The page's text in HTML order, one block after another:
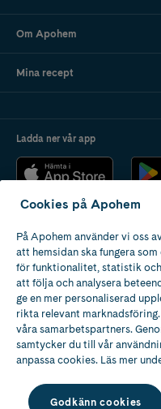
Om Apohem
Mina recept
Ladda ner vår app
Apotek med tillstånd
av Läkemedelsverket
Cookies på Apohem
På Apohem använder vi oss
att hemsidan ska fungera
för funktionalitet, statistik
att följa och analysera
ge en mer personaliserad
rikta relevant
våra samarbetspartners.
samtycker du till vår
anpassa cookies. Läs mer
Godkänn cookies